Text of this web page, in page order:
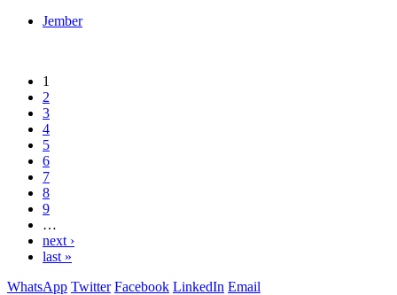
Jember
1
2
3
4
5
6
7
8
9
…
next ›
last »
WhatsApp Twitter Facebook LinkedIn Email